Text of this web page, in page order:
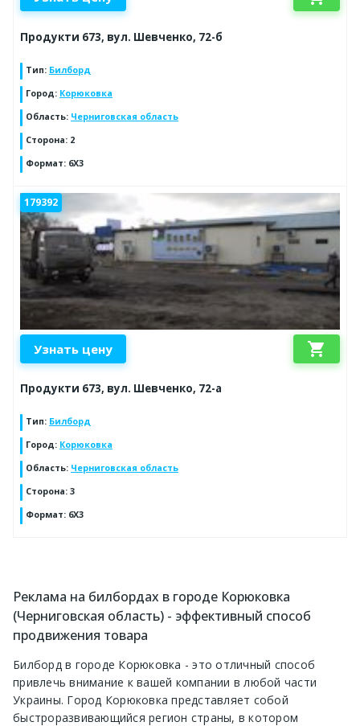
Продукти 673, вул. Шевченко, 72-б
Тип: Билборд
Город: Корюковка
Область: Черниговская область
Сторона: 2
Формат: 6Х3
179392
Узнать цену shopping_cart
Продукти 673, вул. Шевченко, 72-а
Тип: Билборд
Город: Корюковка
Область: Черниговская область
Сторона: 3
Формат: 6Х3
Реклама на билбордах в городе Корюковка
(Черниговская область) - эффективный способ
продвижения товара
Билборд в городе Корюковка - это отличный способ
привлечь внимание к вашей компании в любой части
Украины. Город Корюковка представляет собой
быстроразвивающийся регион страны, в котором